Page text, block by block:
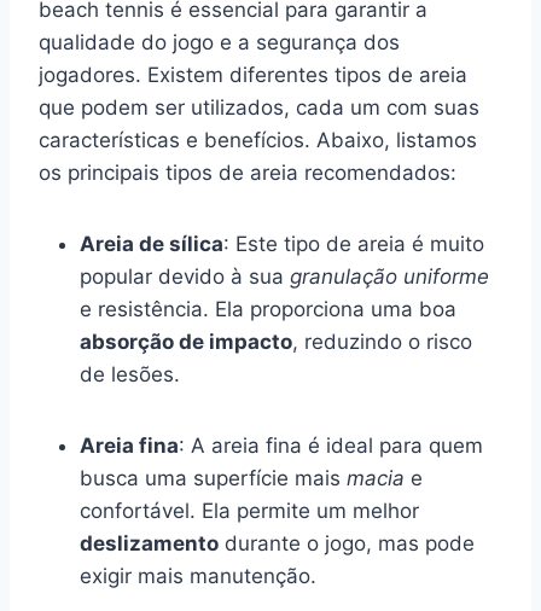
beach tennis é essencial para garantir a
qualidade do jogo e a segurança dos
jogadores. Existem diferentes tipos de areia
que podem ser utilizados, cada um com suas
características e benefícios. Abaixo, listamos
os principais tipos de areia recomendados:
Areia de sílica: Este tipo de areia é muito
popular devido à sua granulação uniforme
e resistência. Ela proporciona uma boa
absorção de impacto, reduzindo o risco
de lesões.
Areia fina: A areia fina é ideal para quem
busca uma superfície mais macia e
confortável. Ela permite um melhor
deslizamento durante o jogo, mas pode
exigir mais manutenção.